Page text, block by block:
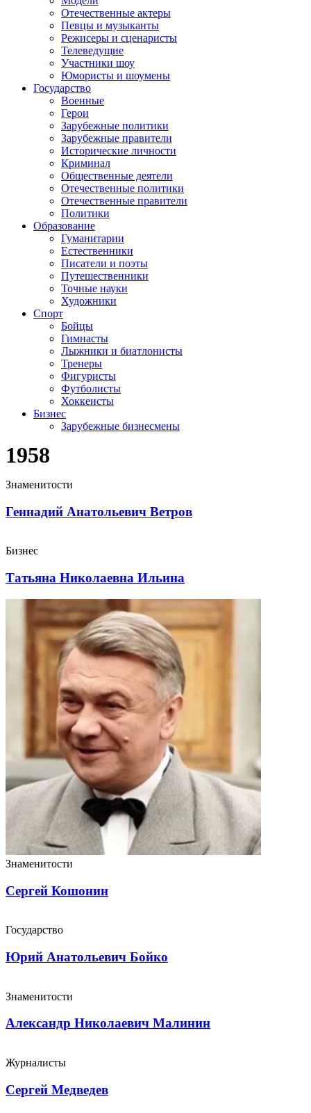
Отечественные актеры
Певцы и музыканты
Режисеры и сценаристы
Телеведущие
Участники шоу
Юмористы и шоумены
Государство
Военные
Герои
Зарубежные политики
Зарубежные правители
Исторические личности
Криминал
Общественные деятели
Отечественные политики
Отечественные правители
Политики
Образование
Гуманитарии
Естественники
Писатели и поэты
Путешественники
Точные науки
Художники
Спорт
Бойцы
Гимнасты
Лыжники и биатлонисты
Тренеры
Фигуристы
Футболисты
Хоккеисты
Бизнес
Зарубежные бизнесмены
1958
Знаменитости
Геннадий Анатольевич Ветров
Бизнес
Татьяна Николаевна Ильина
Знаменитости
Сергей Кошонин
Государство
Юрий Анатольевич Бойко
Знаменитости
Александр Николаевич Малинин
Журналисты
Сергей Медведев